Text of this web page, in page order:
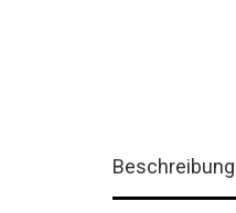
Beschreibung